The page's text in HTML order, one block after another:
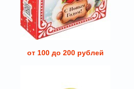
от 100 до 200 рублей